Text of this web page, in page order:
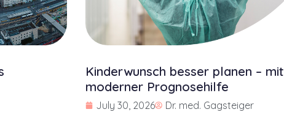
Kinderwunsch besser planen – mit
moderner Prognosehilfe
July 30, 2026 Dr. med. Gagsteiger